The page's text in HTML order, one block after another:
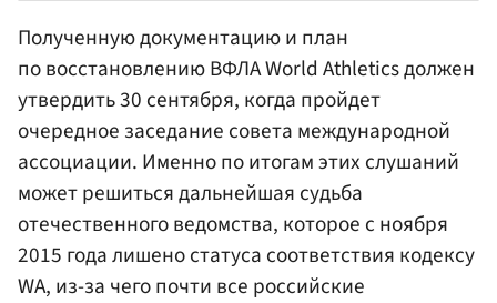
Полученную документацию и план
по восстановлению ВФЛА World Athletics должен
утвердить 30 сентября, когда пройдет
очередное заседание совета международной
ассоциации. Именно по итогам этих слушаний
может решиться дальнейшая судьба
отечественного ведомства, которое с ноября
2015 года лишено статуса соответствия кодексу
WA, из-за чего почти все российские